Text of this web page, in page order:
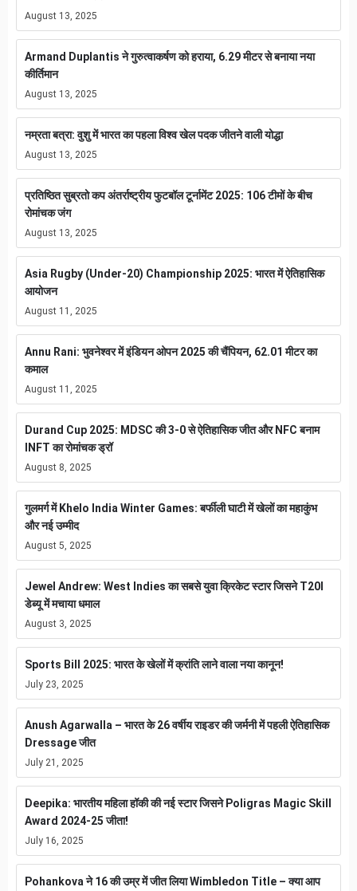
August 13, 2025
Armand Duplantis ने गुरुत्वाकर्षण को हराया, 6.29 मीटर से बनाया नया
कीर्तिमान
August 13, 2025
नम्रता बत्रा: वुशु में भारत का पहला विश्व खेल पदक जीतने वाली योद्धा
August 13, 2025
प्रतिष्ठित सुब्रतो कप अंतर्राष्ट्रीय फुटबॉल टूर्नामेंट 2025: 106 टीमों के बीच
रोमांचक जंग
August 13, 2025
Asia Rugby (Under-20) Championship 2025: भारत में ऐतिहासिक
आयोजन
August 11, 2025
Annu Rani: भुवनेश्वर में इंडियन ओपन 2025 की चैंपियन, 62.01 मीटर का
कमाल
August 11, 2025
Durand Cup 2025: MDSC की 3-0 से ऐतिहासिक जीत और NFC बनाम
INFT का रोमांचक ड्रॉ
August 8, 2025
गुलमर्ग में Khelo India Winter Games: बर्फीली घाटी में खेलों का महाकुंभ
और नई उम्मीद
August 5, 2025
Jewel Andrew: West Indies का सबसे युवा क्रिकेट स्टार जिसने T20I
डेब्यू में मचाया धमाल
August 3, 2025
Sports Bill 2025: भारत के खेलों में क्रांति लाने वाला नया कानून!
July 23, 2025
Anush Agarwalla – भारत के 26 वर्षीय राइडर की जर्मनी में पहली ऐतिहासिक
Dressage जीत
July 21, 2025
Deepika: भारतीय महिला हॉकी की नई स्टार जिसने Poligras Magic Skill
Award 2024-25 जीता!
July 16, 2025
Pohankova ने 16 की उम्र में जीत लिया Wimbledon Title – क्या आप